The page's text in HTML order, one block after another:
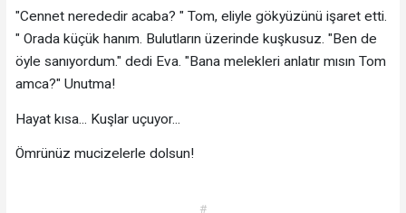
"Cennet nerededir acaba? " Tom, eliyle gökyüzünü işaret etti.
" Orada küçük hanım. Bulutların üzerinde kuşkusuz. "Ben de
öyle sanıyordum." dedi Eva. "Bana melekleri anlatır mısın Tom
amca?" Unutma!
Hayat kısa... Kuşlar uçuyor...
Ömrünüz mucizelerle dolsun!
#